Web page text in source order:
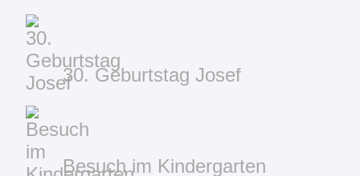
30. Geburtstag Josef
Besuch im Kindergarten